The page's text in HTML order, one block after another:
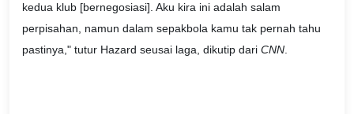
kedua klub [bernegosiasi]. Aku kira ini adalah salam
perpisahan, namun dalam sepakbola kamu tak pernah tahu
pastinya," tutur Hazard seusai laga, dikutip dari CNN.